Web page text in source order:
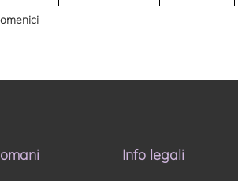
Info legali